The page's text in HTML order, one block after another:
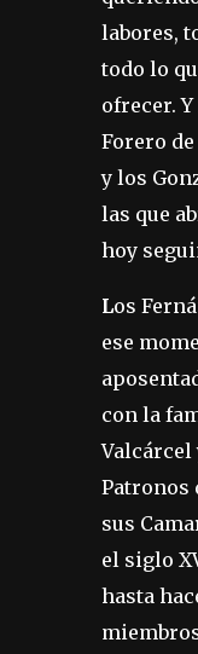
labores,
todo lo
ofrecer.
Forero
y los
las que
hoy
Los
ese
con la
Valcárcel
Patronos
sus
el siglo
hasta